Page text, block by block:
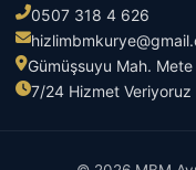
0507 318 4 626
Gümüşsuyu Mah.
7/24 Hizmet Veriyoruz